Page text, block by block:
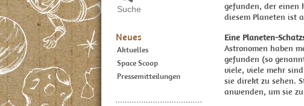
Neues
Aktuelles
Space Scoop
Pressemitteilungen
gefunden, der einen
diesem Planeten ist
Eine Planeten-
Astronomen haben
gefunden (so
viele, viele mehr
sie direkt zu sehen.
anwenden, um sie